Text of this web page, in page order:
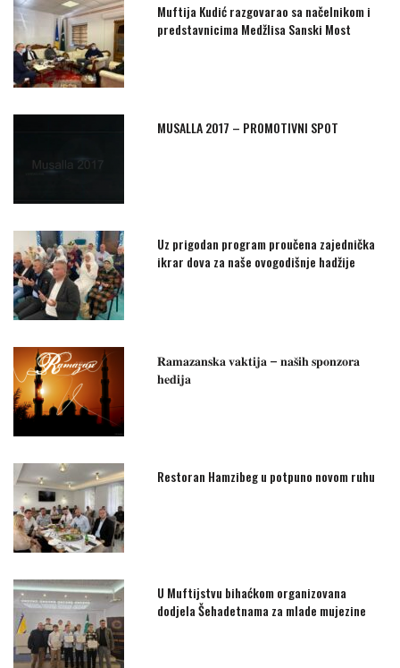
Muftija Kudić razgovarao sa načelnikom i
predstavnicima Medžlisa Sanski Most
MUSALLA 2017 – PROMOTIVNI SPOT
Uz prigodan program proučena zajednička
ikrar dova za naše ovogodišnje hadžije
𝐑𝐚𝐦𝐚𝐳𝐚𝐧𝐬𝐤𝐚 𝐯𝐚𝐤𝐭𝐢𝐣𝐚 – 𝐧𝐚𝐬̌𝐢𝐡 𝐬𝐩𝐨𝐧𝐳𝐨𝐫𝐚
𝐡𝐞𝐝𝐢𝐣𝐚
Restoran Hamzibeg u potpuno novom ruhu
U Muftijstvu bihaćkom organizovana
dodjela Šehadetnama za mlade mujezine